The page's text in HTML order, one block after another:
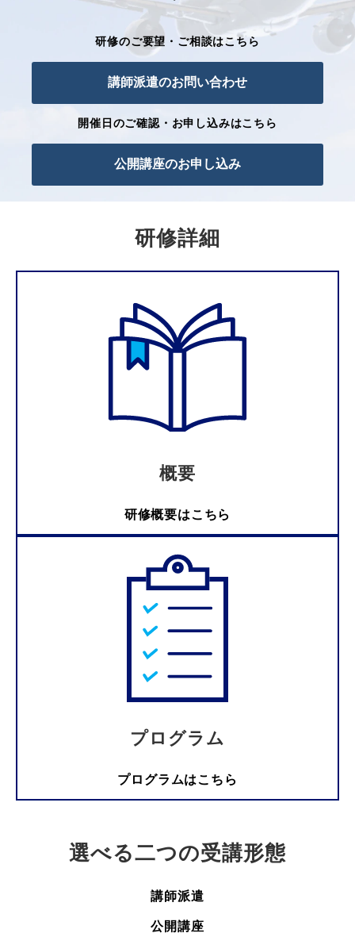
研修のご要望・ご相談はこちら
講師派遣のお問い合わせ
開催日のご確認・お申し込みはこちら
公開講座のお申し込み
研修詳細
概要
研修概要はこちら
プログラム
プログラムはこちら
選べる二つの受講形態
講師派遣
公開講座